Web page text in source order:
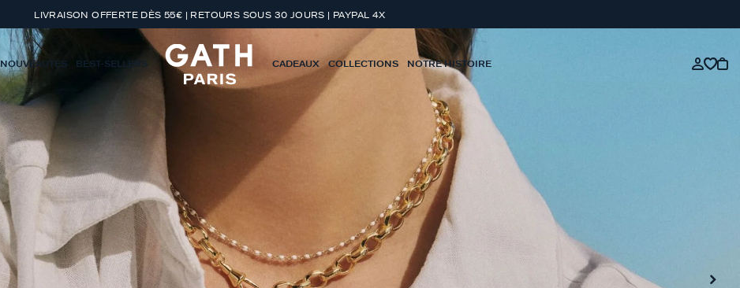
LIVRAISON OFFERTE DÈS 55€ | RETOURS SOUS 30 JOURS | PAYPAL 4X
NOUVEAUTÉS BEST-SELLERS CADEAUX COLLECTIONS NOTRE HISTOIRE